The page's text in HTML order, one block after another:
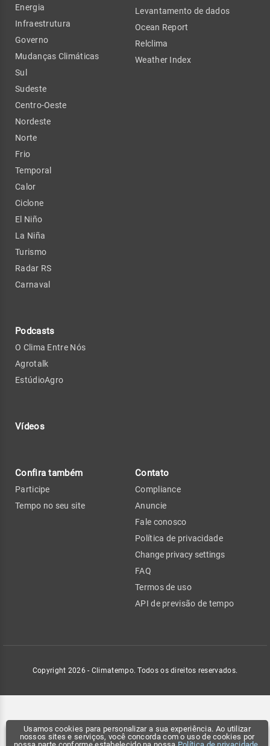
Usamos cookies para personalizar a sua experiência. Ao utilizar
nossos sites e serviços, você concorda com o uso de cookies por
Energia
Infraestrutura
Governo
Mudanças Climáticas
Sul
Sudeste
Centro-Oeste
Nordeste
Norte
Frio
Temporal
Calor
Ciclone
El Niño
La Niña
Turismo
Radar RS
Carnaval
Podcasts
O Clima Entre Nós
Agrotalk
EstúdioAgro
Vídeos
Levantamento de dados
Ocean Report
Relclima
Weather Index
Confira também
Participe
Tempo no seu site
Contato
Compliance
Anuncie
Fale conosco
Política de privacidade
Change privacy settings
FAQ
Termos de uso
API de previsão de tempo
Copyright 2026 - Climatempo. Todos os direitos reservados.